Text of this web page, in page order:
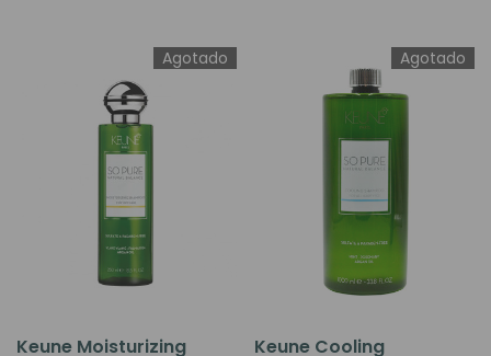
Agotado
Keune Moisturizing
Agotado
Keune Cooling